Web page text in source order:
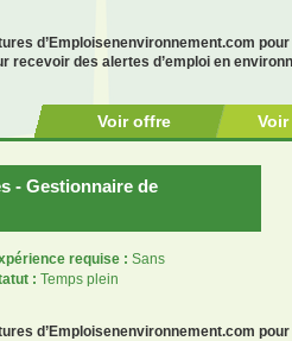
d’Emploisenenvironnement.com
recevoir des alertes d’emploi en
Voir offre
- Gestionnaire de
requise : Sans
: Temps plein
d’Emploisenenvironnement.com